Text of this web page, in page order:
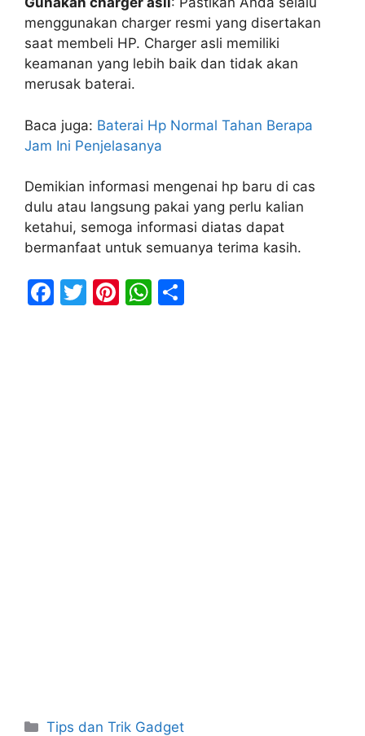
menggunakan charger resmi yang disertakan
saat membeli HP. Charger asli memiliki
keamanan yang lebih baik dan tidak akan
merusak baterai.
Baca juga: Baterai Hp Normal Tahan Berapa
Jam Ini Penjelasanya
Demikian informasi mengenai hp baru di cas
dulu atau langsung pakai yang perlu kalian
ketahui, semoga informasi diatas dapat
bermanfaat untuk semuanya terima kasih.
F
T
Pi W
Kategori
Tips dan Trik Gadget